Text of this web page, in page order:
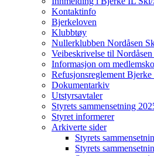
Kontaktinfo
Bjerkeloven
Klubbtøy
Nullerklubben Nordåsen
Veibeskrivelse til
Informasjon om
Refusjonsreglement
Dokumentarkiv
Utstyrsavtaler
Styrets sammensetning
Styret informerer
Arkiverte sider
Styrets
Styrets